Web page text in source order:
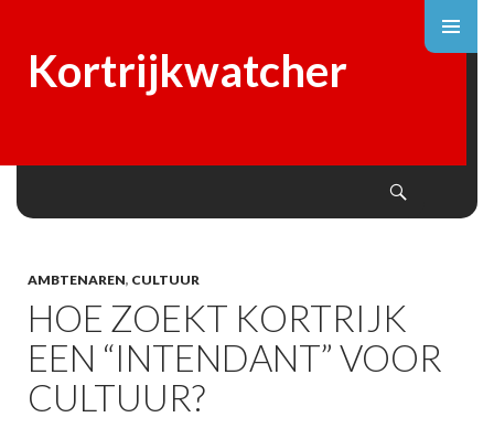
Kortrijkwatcher
AMBTENAREN, CULTUUR
HOE ZOEKT KORTRIJK
EEN “INTENDANT” VOOR
CULTUUR?